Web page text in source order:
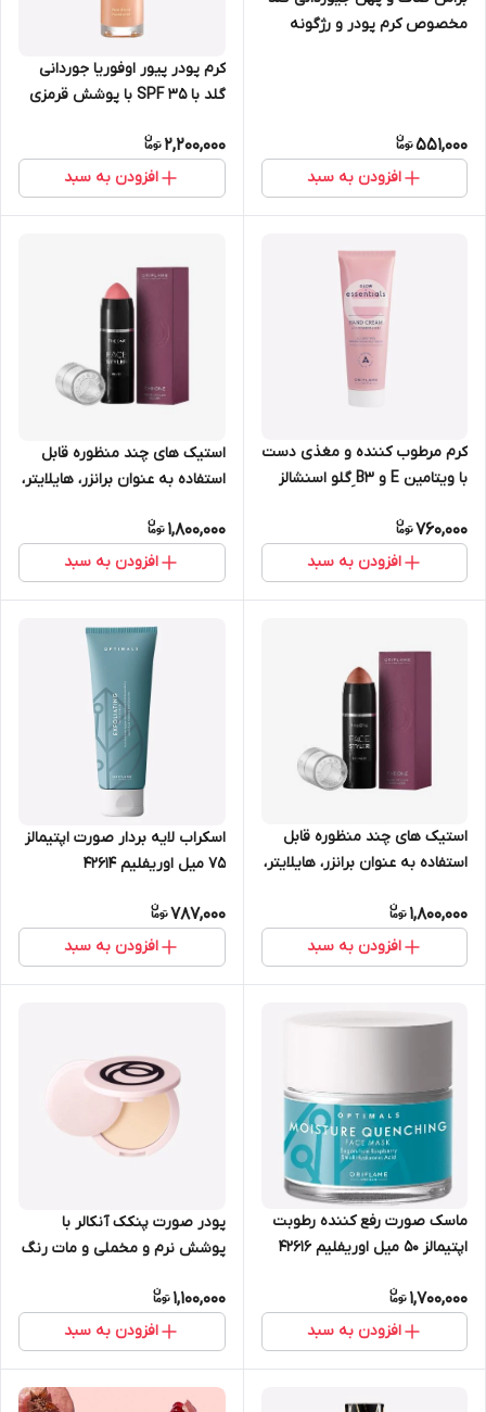
مخصوص کرم پودر و رژگونه
551,000
افزودن به سبد
کرم پودر پیور اوفوریا جوردانی
گلد با SPF 35 با پوشش قرمزی
2,200,000
افزودن به سبد
کرم مرطوب کننده و مغذی دست
با ویتامین E و B3 ِگلو اسنشالز
760,000
افزودن به سبد
استیک های چند منظوره قابل
استفاده به عنوان برانزر، هایلایتر،
اوریفلیم 36140
1,800,000
افزودن به سبد
استیک های چند منظوره قابل
استفاده به عنوان برانزر، هایلایتر،
اوریفلیم 36141
1,800,000
افزودن به سبد
اسکراب لایه بردار صورت اپتیمالز
75 میل اوریفلیم 42614
787,000
افزودن به سبد
ماسک صورت رفع کننده رطوبت
اپتیمالز 50 میل اوریفلیم 42616
1,700,000
افزودن به سبد
پودر صورت پنکک آنکالر با
پوشش نرم و مخملی و مات رنگ
38800
1,100,000
افزودن به سبد